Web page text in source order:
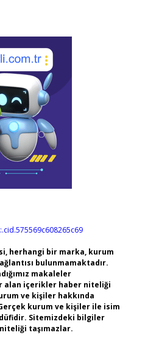
herhangi bir marka, kurum
bulunmamaktadır.
makaleler
alan içerikler haber niteliği
ve kişiler hakkında
kurum ve kişiler ile isim
Sitemizdeki bilgiler
taşımazlar.